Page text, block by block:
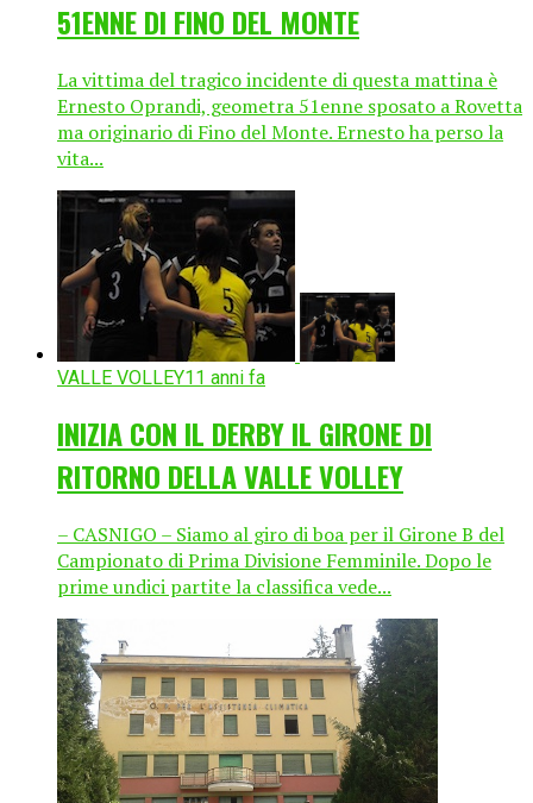
51ENNE DI FINO DEL MONTE
La vittima del tragico incidente di questa mattina è
Ernesto Oprandi, geometra 51enne sposato a Rovetta
ma originario di Fino del Monte. Ernesto ha perso la
vita...
VALLE VOLLEY11 anni fa
INIZIA CON IL DERBY IL GIRONE DI
RITORNO DELLA VALLE VOLLEY
– CASNIGO – Siamo al giro di boa per il Girone B del
Campionato di Prima Divisione Femminile. Dopo le
prime undici partite la classifica vede...